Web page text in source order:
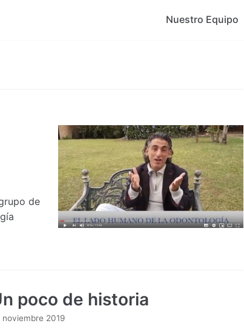
Nuestro Equipo
de
poco de historia
noviembre 2019